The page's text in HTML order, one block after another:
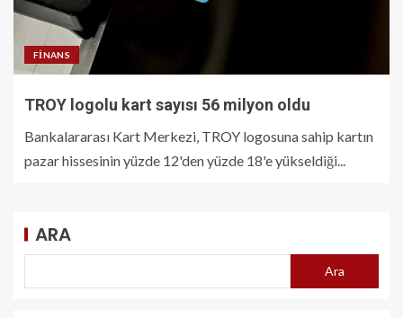
FINANS
TROY logolu kart sayısı 56 milyon oldu
Bankalararası Kart Merkezi, TROY logosuna sahip kartın
pazar hissesinin yüzde 12'den yüzde 18'e yükseldiği...
ARA
Ara